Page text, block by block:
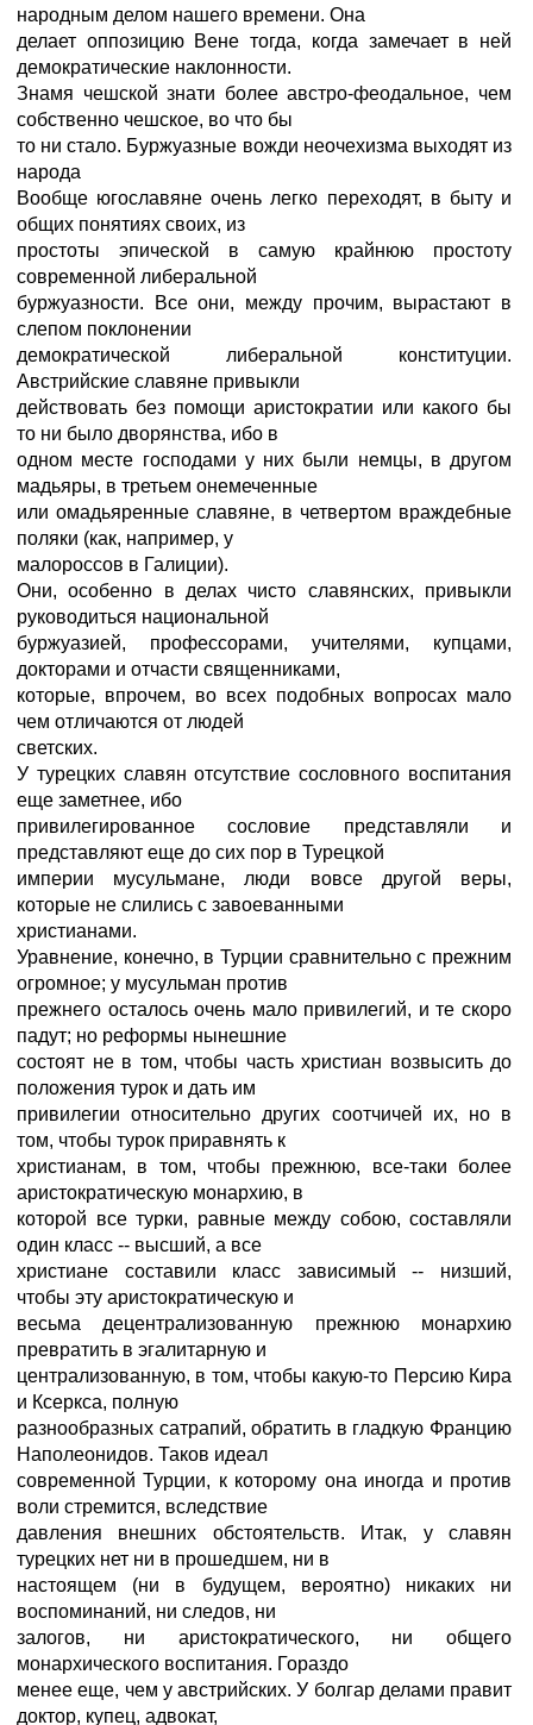
народным делом нашего времени. Она
делает оппозицию Вене тогда, когда замечает в ней
демократические наклонности.
Знамя чешской знати более австро-феодальное, чем
собственно чешское, во что бы
то ни стало. Буржуазные вожди неочехизма выходят из
народа
Вообще югославяне очень легко переходят, в быту и
общих понятиях своих, из
простоты эпической в самую крайнюю простоту
современной либеральной
буржуазности. Все они, между прочим, вырастают в
слепом поклонении
демократической либеральной конституции.
Австрийские славяне привыкли
действовать без помощи аристократии или какого бы
то ни было дворянства, ибо в
одном месте господами у них были немцы, в другом
мадьяры, в третьем онемеченные
или омадьяренные славяне, в четвертом враждебные
поляки (как, например, у
малороссов в Галиции).
Они, особенно в делах чисто славянских, привыкли
руководиться национальной
буржуазией, профессорами, учителями, купцами,
докторами и отчасти священниками,
которые, впрочем, во всех подобных вопросах мало
чем отличаются от людей
светских.
У турецких славян отсутствие сословного воспитания
еще заметнее, ибо
привилегированное сословие представляли и
представляют еще до сих пор в Турецкой
империи мусульмане, люди вовсе другой веры,
которые не слились с завоеванными
христианами.
Уравнение, конечно, в Турции сравнительно с прежним
огромное; у мусульман против
прежнего осталось очень мало привилегий, и те скоро
падут; но реформы нынешние
состоят не в том, чтобы часть христиан возвысить до
положения турок и дать им
привилегии относительно других соотчичей их, но в
том, чтобы турок приравнять к
христианам, в том, чтобы прежнюю, все-таки более
аристократическую монархию, в
которой все турки, равные между собою, составляли
один класс -- высший, а все
христиане составили класс зависимый -- низший,
чтобы эту аристократическую и
весьма децентрализованную прежнюю монархию
превратить в эгалитарную и
централизованную, в том, чтобы какую-то Персию Кира
и Ксеркса, полную
разнообразных сатрапий, обратить в гладкую Францию
Наполеонидов. Таков идеал
современной Турции, к которому она иногда и против
воли стремится, вследствие
давления внешних обстоятельств. Итак, у славян
турецких нет ни в прошедшем, ни в
настоящем (ни в будущем, вероятно) никаких ни
воспоминаний, ни следов, ни
залогов, ни аристократического, ни общего
монархического воспитания. Гораздо
менее еще, чем у австрийских. У болгар делами правит
доктор, купец, адвокат,